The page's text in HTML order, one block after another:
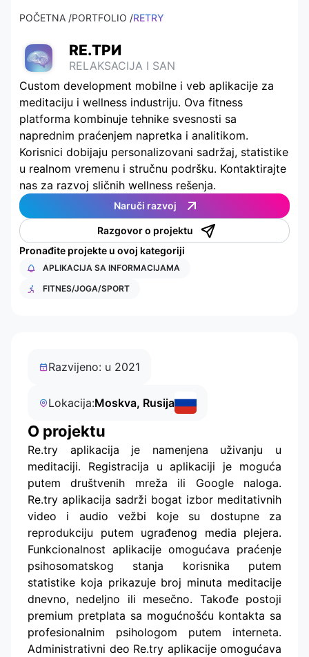
POČETNA /PORTFOLIO /RETRY
RE.ТРИ
RELAKSACIJA I SAN
Custom development mobilne i veb aplikacije za
meditaciju i wellness industriju. Ova fitness
platforma kombinuje tehnike svesnosti sa
naprednim praćenjem napretka i analitikom.
Korisnici dobijaju personalizovani sadržaj, statistike
u realnom vremenu i stručnu podršku. Kontaktirajte
nas za razvoj sličnih wellness rešenja.
Naruči razvoj
Razgovor o projektu
Pronađite projekte u ovoj kategoriji
APLIKACIJA SA INFORMACIJAMA
FITNES/JOGA/SPORT
Razvijeno: u 2021
Lokacija:Moskva, Rusija
O projektu
Re.try aplikacija je namenjena uživanju u
meditaciji. Registracija u aplikaciji je moguća
putem društvenih mreža ili Google naloga.
Re.try aplikacija sadrži bogat izbor meditativnih
video i audio vežbi koje su dostupne za
reprodukciju putem ugrađenog media plejera.
Funkcionalnost aplikacije omogućava praćenje
psihosomatskog stanja korisnika putem
statistike koja prikazuje broj minuta meditacije
dnevno, nedeljno ili mesečno. Takođe postoji
premium pretplata sa mogućnošću kontakta sa
profesionalnim psihologom putem interneta.
Administrativni deo Re.try aplikacije omogućava